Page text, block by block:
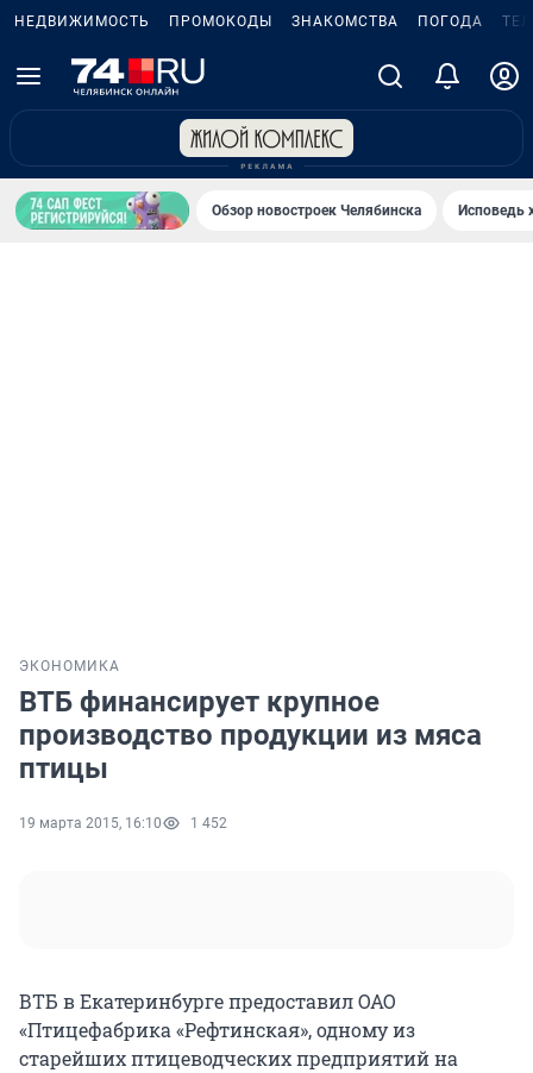
НЕДВИЖИМОСТЬ ПРОМОКОДЫ ЗНАКОМСТВА ПОГОДА
Обзор новостроек Челябинска Исповедь
ЭКОНОМИКА
ВТБ финансирует крупное
производство продукции из мяса
птицы
19 марта 2015, 16:10 1 452
ВТБ в Екатеринбурге предоставил ОАО
«Птицефабрика «Рефтинская», одному из
старейших птицеводческих предприятий на